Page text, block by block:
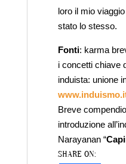
loro il mio
stato lo stesso.
Fonti: karma
i concetti chiave
induista: unione
Breve
introduzione
Narayanan “
SHARE ON: